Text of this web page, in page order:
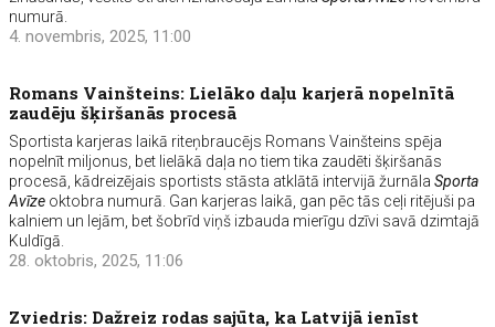
numurā.
4. novembris, 2025, 11:00
Romans Vainšteins: Lielāko daļu karjerā nopelnītā
zaudēju šķiršanās procesā
Sportista karjeras laikā riteņbraucējs Romans Vainšteins spēja
nopelnīt miljonus, bet lielākā daļa no tiem tika zaudēti šķiršanās
procesā, kādreizējais sportists stāsta atklātā intervijā žurnālaSporta
Avīze oktobra numurā. Gan karjeras laikā, gan pēc tās ceļi ritējuši pa
kalniem un lejām, bet šobrīd viņš izbauda mierīgu dzīvi savā dzimtajā
Kuldīgā.
28. oktobris, 2025, 11:06
Zviedris: Dažreiz rodas sajūta, ka Latvijā ienīst